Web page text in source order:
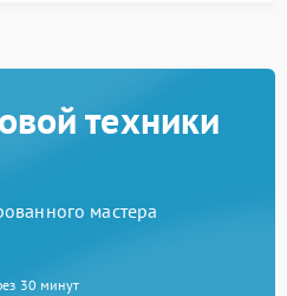
техники
мастера
30 минут